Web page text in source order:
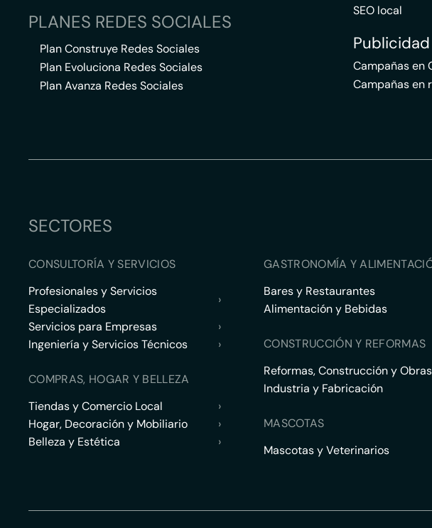
PLANES REDES SOCIALES
Plan Construye Redes Sociales
Plan Evoluciona Redes Sociales
Plan Avanza Redes Sociales
SEO local
Campañas en
Campañas en
SECTORES
CONSULTORÍA Y SERVICIOS
Profesionales y Servicios
Especializados
›
Servicios para Empresas
›
Ingeniería y Servicios Técnicos
›
COMPRAS, HOGAR Y BELLEZA
Tiendas y Comercio Local
›
Hogar, Decoración y Mobiliario
›
Belleza y Estética
›
GASTRONOMÍA Y
Bares y Restaurantes
Alimentación y Bebidas
CONSTRUCCIÓN Y REFORMAS
Reformas, Construcción y Obras
Industria y Fabricación
MASCOTAS
Mascotas y Veterinarios